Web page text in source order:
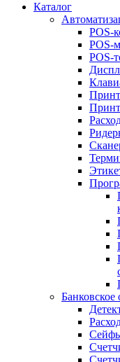
Каталог
POS-
POS-
POS-
Банковское